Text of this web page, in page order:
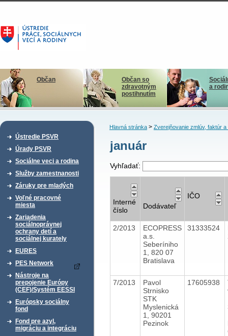
Občan
Občan so
zdravotným
postihnutím
a
Ústredie PSVR
Úrady PSVR
Sociálne veci a rodina
Služby zamestnanosti
Záruky pre mladých
Voľné pracovné
miesta
Zariadenia
sociálnoprávnej
ochrany detí a
sociálnej kurately
EURES
PES Network
Nástroje na
prepojenie Európy
(CEF)/Systém EESSI
Európsky sociálny
fond
Fond pre azyl,
migráciu a integráciu
Hlavná stránka> Zverejňovanie zmlúv, faktúr a
január
Vyhľadať:
Interné
číslo
Dodávateľ
IČO
2/2013
ECOPRESS
a.s.
Seberíniho
1, 820 07
Bratislava
31333524
7/2013
Pavol
Strnisko
STK
Myslenická
1, 90201
Pezinok
17605938